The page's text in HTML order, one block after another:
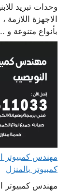
وحدات تبريد
الاجهزة
بأنواع متنوعة و
كمبيوتر بالمنزل
مهندس كمبيوتر